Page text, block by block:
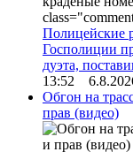
Полицейские
Госполиции
дуэта,
13:52
Обгон на
прав (видео)